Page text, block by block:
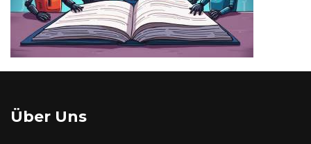
Über Uns